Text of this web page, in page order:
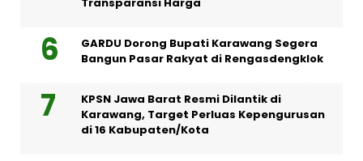
GARDU Dorong Bupati Karawang Segera
Bangun Pasar Rakyat di Rengasdengklok
KPSN Jawa Barat Resmi Dilantik di
Karawang, Target Perluas Kepengurusan
di 16 Kabupaten/Kota